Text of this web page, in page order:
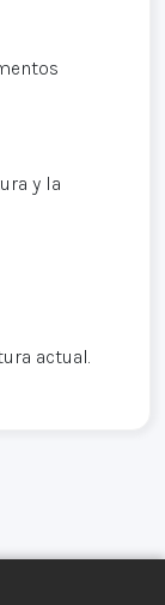
y la
actual.